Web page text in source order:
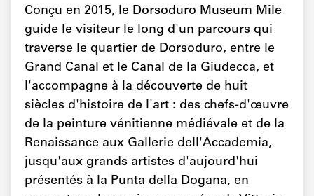
Conçu en 2015, le Dorsoduro Museum Mile
guide le visiteur le long d'un parcours qui
traverse le quartier de Dorsoduro, entre le
Grand Canal et le Canal de la Giudecca, et
l'accompagne à la découverte de huit
siècles d'histoire de l'art : des chefs-d'œuvre
de la peinture vénitienne médiévale et de la
Renaissance aux Gallerie dell'Accademia,
jusqu'aux grands artistes d'aujourd'hui
présentés à la Punta della Dogana, en